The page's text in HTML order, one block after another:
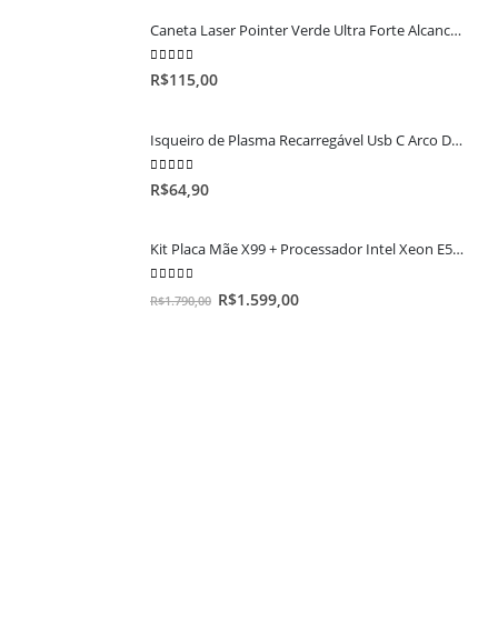
Caneta Laser Pointer Verde Ultra Forte Alcance 50km Usb Com Star Caps
5.00 out of 5
R$115,00
Isqueiro de Plasma Recarregável Usb C Arco Duplo Lanterna Led Elétrico a prova d'água anti vento eletrônico não precisa de gás
5.00 out of 5
R$64,90
Kit Placa Mãe X99 + Processador Intel Xeon E5-2620 V3 + 16gb Ddr4 2666mhz
out of 5
R$1.790,00 R$1.599,00